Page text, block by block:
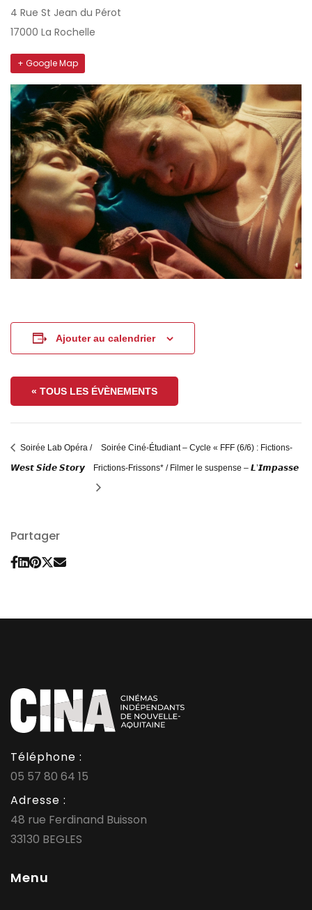
4 Rue St Jean du Pérot
17000 La Rochelle
+ Google Map
Ajouter au calendrier
« TOUS LES ÉVÈNEMENTS
Soirée Lab Opéra /
𝙒𝙚𝙨𝙩 𝙎𝙞𝙙𝙚 𝙎𝙩𝙤𝙧𝙮
Soirée Ciné-Étudiant – Cycle « FFF (6/6) : Fictions-
Frictions-Frissons* / Filmer le suspense – 𝙇’𝙄𝙢𝙥𝙖𝙨𝙨𝙚
Partager
Téléphone :
05 57 80 64 15
Adresse :
48 rue Ferdinand Buisson
33130 BEGLES
Menu